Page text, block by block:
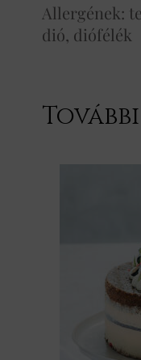
Allergének:
dió, diófélék